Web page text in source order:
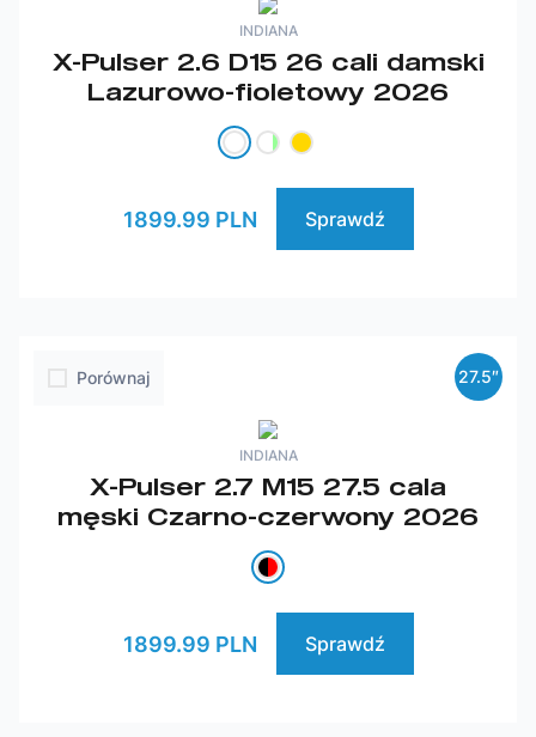
INDIANA
X-Pulser 2.6 D15 26 cali damski
Lazurowo-fioletowy 2026
1899.99 PLN Sprawdź
Porównaj
INDIANA
X-Pulser 2.7 M15 27.5 cala
męski Czarno-czerwony 2026
27.5″
1899.99 PLN Sprawdź